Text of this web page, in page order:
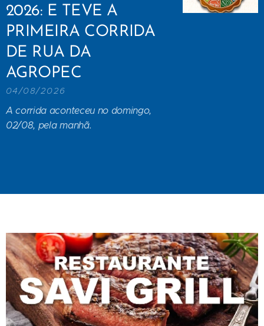
2026: E TEVE A
PRIMEIRA CORRIDA
DE RUA DA
AGROPEC
04/08/2026
A corrida aconteceu no domingo,
02/08, pela manhã.